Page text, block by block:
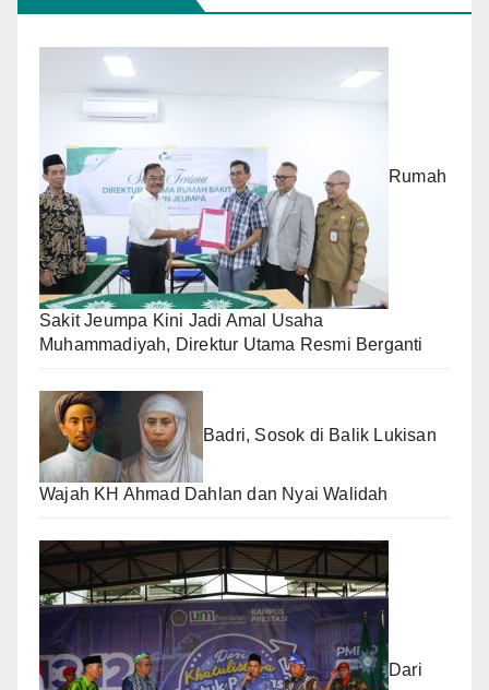
Rumah
Sakit Jeumpa Kini Jadi Amal Usaha
Muhammadiyah, Direktur Utama Resmi Berganti
Badri, Sosok di Balik Lukisan
Wajah KH Ahmad Dahlan dan Nyai Walidah
Dari